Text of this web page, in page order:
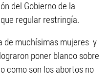
del Gobierno de la
regular restringía.
de muchísimas mujeres y
poner blanco sobre
como son los abortos no